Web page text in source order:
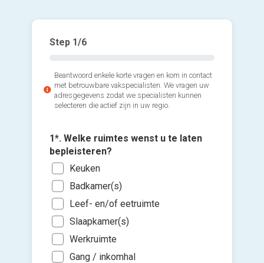
Step 1/6
Beantwoord enkele korte vragen en kom in contact
met betrouwbare vakspecialisten. We vragen uw
adresgegevens zodat we specialisten kunnen
selecteren die actief zijn in uw regio.
1*. Welke ruimtes wenst u te laten
bepleisteren?
Keuken
Badkamer(s)
Leef- en/of eetruimte
Slaapkamer(s)
Werkruimte
Gang / inkomhal